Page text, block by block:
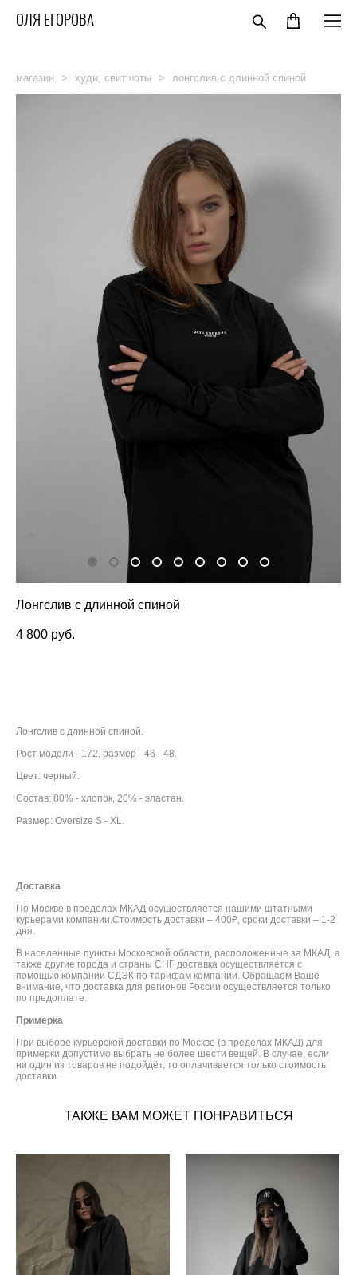
ОЛЯ ЕГОРОВА
магазин > худи, свитшоты > лонгслив с длинной спиной
Лонгслив с длинной спиной
4 800 pуб.
Лонгслив с длинной спиной.
Рост модели - 172, размер - 46 - 48.
Цвет: черный.
Состав: 80% - хлопок, 20% - эластан.
Размер: Oversize S - XL.
Доставка
По Москве в пределах МКАД осуществляется нашими штатными
курьерами компании.Стоимость доставки – 400₽, сроки доставки – 1-2
дня.
В населенные пункты Московской области, расположенные за МКАД, а
также другие города и страны СНГ доставка осуществляется с
помощью компании СДЭК по тарифам компании. Обращаем Ваше
внимание, что доставка для регионов России осуществляется только
по предоплате.
Примерка
При выборе курьерской доставки по Москве (в пределах МКАД) для
примерки допустимо выбрать не более шести вещей. В случае, если
ни один из товаров не подойдёт, то оплачивается только стоимость
доставки.
ТАКЖЕ ВАМ МОЖЕТ ПОНРАВИТЬСЯ